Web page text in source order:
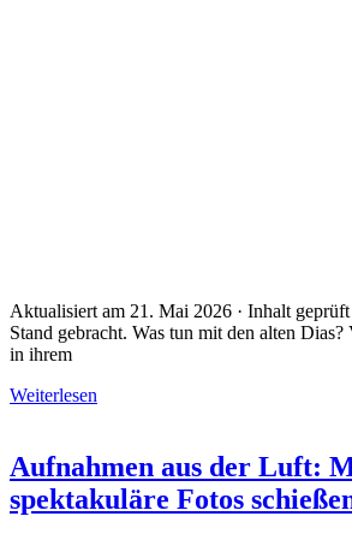
Aktualisiert am 21. Mai 2026 · Inhalt geprüft
Stand gebracht. Was tun mit den alten Dias?
in ihrem
Weiterlesen
Aufnahmen aus der Luft:
spektakuläre Fotos